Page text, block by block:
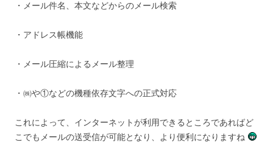
・メール件名、本文などからのメール検索
・アドレス帳機能
・メール圧縮によるメール整理
・㈱や①などの機種依存文字への正式対応
これによって、インターネットが利用できるところであればど
こでもメールの送受信が可能となり、より便利になりますね